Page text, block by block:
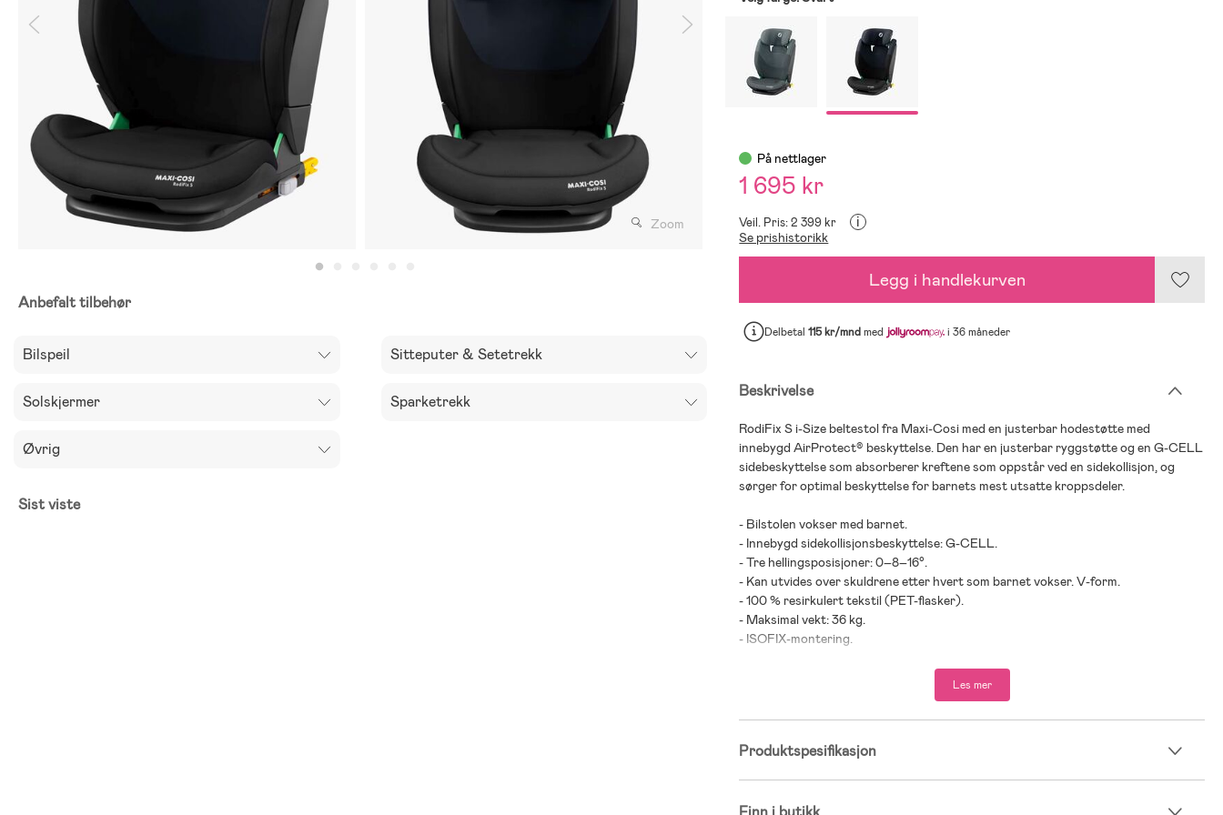
Zoom
Anbefalt tilbehør
Bilspeil
Solskjermer
Øvrig
Sitteputer & Setetrekk
Sparketrekk
Sist viste
På nettlager
1 695 kr
Veil. Pris: 2 399 kr i
Se prishistorikk
Legg i handlekurven
Delbetal115 kr/mnd med i 36 måneder
Beskrivelse
RodiFix S i-Size beltestol fra Maxi-Cosi med en justerbar hodestøtte med
innebygd AirProtect® beskyttelse. Den har en justerbar ryggstøtte og en G-CELL
sidebeskyttelse som absorberer kreftene som oppstår ved en sidekollisjon, og
sørger for optimal beskyttelse for barnets mest utsatte kroppsdeler.
- Bilstolen vokser med barnet.
- Innebygd sidekollisjonsbeskyttelse: G-CELL.
- Tre hellingsposisjoner: 0–8–16°.
- Kan utvides over skuldrene etter hvert som barnet vokser. V-form.
- 100 % resirkulert tekstil (PET-flasker).
- Maksimal vekt: 36 kg.
- ISOFIX-montering.
- Kåret til beste budsjettvalg 2025 i kategorien bilstol av Bäst-i-test.se.
Les mer
Produktspesifikasjon